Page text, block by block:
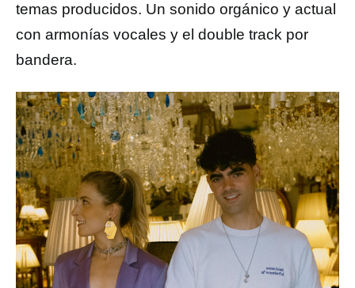
temas producidos. Un sonido orgánico y actual
con armonías vocales y el double track por
bandera.